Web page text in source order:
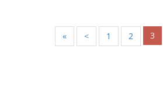
« < 1 2 3